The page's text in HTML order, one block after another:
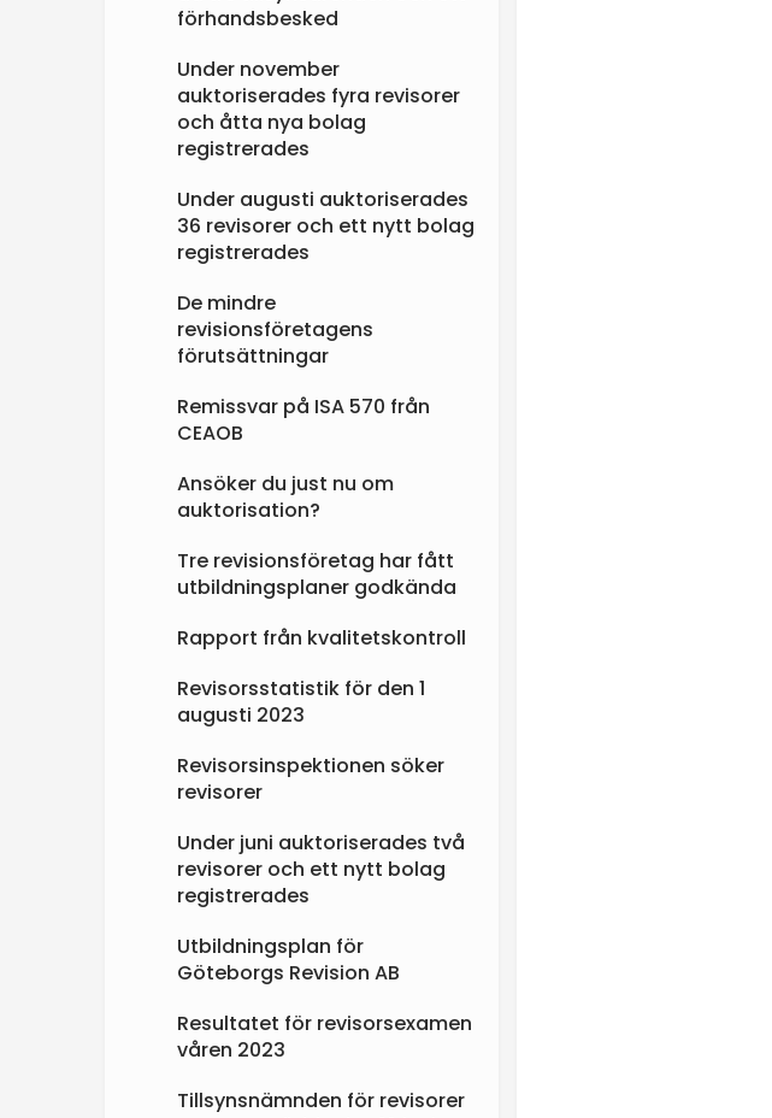
förhandsbesked
Under november
auktoriserades fyra revisorer
och åtta nya bolag
registrerades
Under augusti auktoriserades
36 revisorer och ett nytt bolag
registrerades
De mindre
revisionsföretagens
förutsättningar
Remissvar på ISA 570 från
CEAOB
Ansöker du just nu om
auktorisation?
Tre revisionsföretag har fått
utbildningsplaner godkända
Rapport från kvalitetskontroll
Revisorsstatistik för den 1
augusti 2023
Revisorsinspektionen söker
revisorer
Under juni auktoriserades två
revisorer och ett nytt bolag
registrerades
Utbildningsplan för
Göteborgs Revision AB
Resultatet för revisorsexamen
våren 2023
Tillsynsnämnden för revisorer